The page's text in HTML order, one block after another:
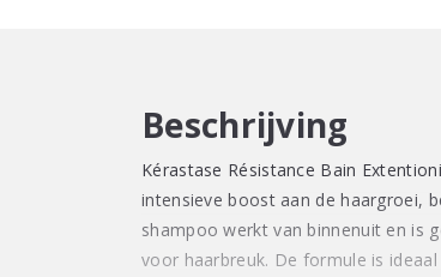
Beschrijving
Kérastase Résistance Bain
intensieve boost aan de haargroei,
shampoo werkt van binnenuit en is
voor haarbreuk. De formule is